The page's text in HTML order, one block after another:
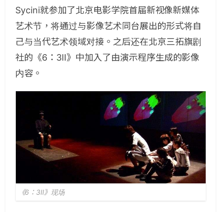
Sycini就参加了北京电影学院首届新视像新媒体
艺术节，将通过与影像艺术同台展出的形式将自
己与当代艺术领域对接。之后还在北京三拓旗剧
社的《6：3Ⅱ》中加入了由演示程序生成的影像
内容。
《6：3Ⅱ》现场